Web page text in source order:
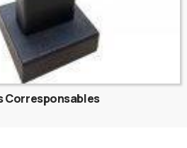
Corresponsables